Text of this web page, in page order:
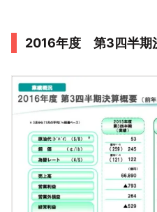
2016年度 第3四半期